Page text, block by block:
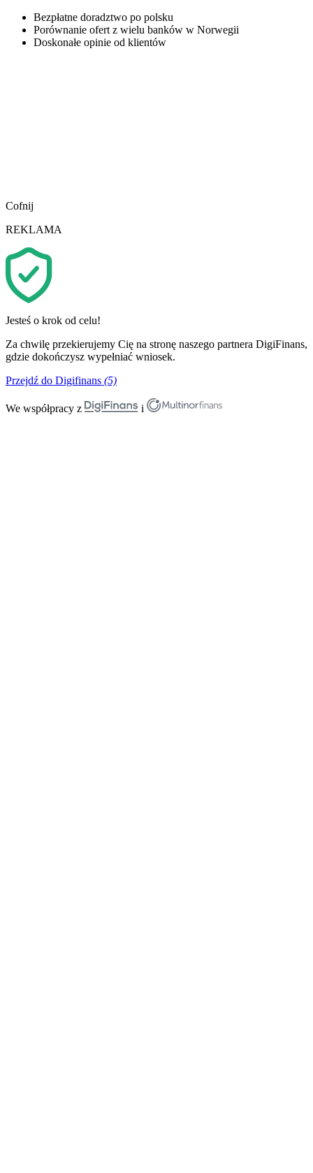
Bezpłatne doradztwo po polsku
Porównanie ofert z wielu banków w Norwegii
Doskonałe opinie od klientów
Cofnij
REKLAMA
Jesteś o krok od celu!
Za chwilę przekierujemy Cię na stronę naszego partnera DigiFinans,
gdzie dokończysz wypełniać wniosek.
Przejdź do Digifinans (5)
We współpracy z i